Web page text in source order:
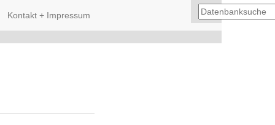
Kontakt + Impressum